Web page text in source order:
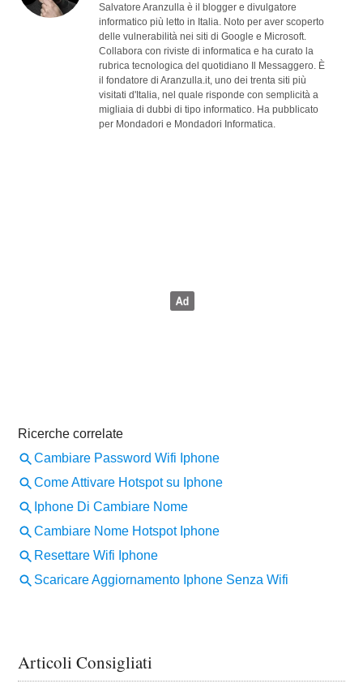
Salvatore Aranzulla è il blogger e divulgatore
informatico più letto in Italia. Noto per aver scoperto
delle vulnerabilità nei siti di Google e Microsoft.
Collabora con riviste di informatica e ha curato la
rubrica tecnologica del quotidiano Il Messaggero. È
il fondatore di Aranzulla.it, uno dei trenta siti più
visitati d'Italia, nel quale risponde con semplicità a
migliaia di dubbi di tipo informatico. Ha pubblicato
per Mondadori e Mondadori Informatica.
Articoli Consigliati